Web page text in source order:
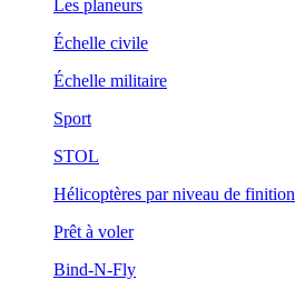
Les planeurs
Échelle civile
Échelle militaire
Sport
STOL
Hélicoptères par niveau de finition
Prêt à voler
Bind-N-Fly